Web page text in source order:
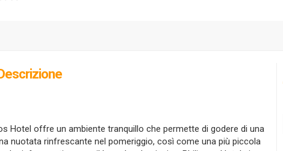
Hotel offre un ambiente tranquillo che permette di godere di una
nuotata rinfrescante nel pomeriggio, così come una più piccola